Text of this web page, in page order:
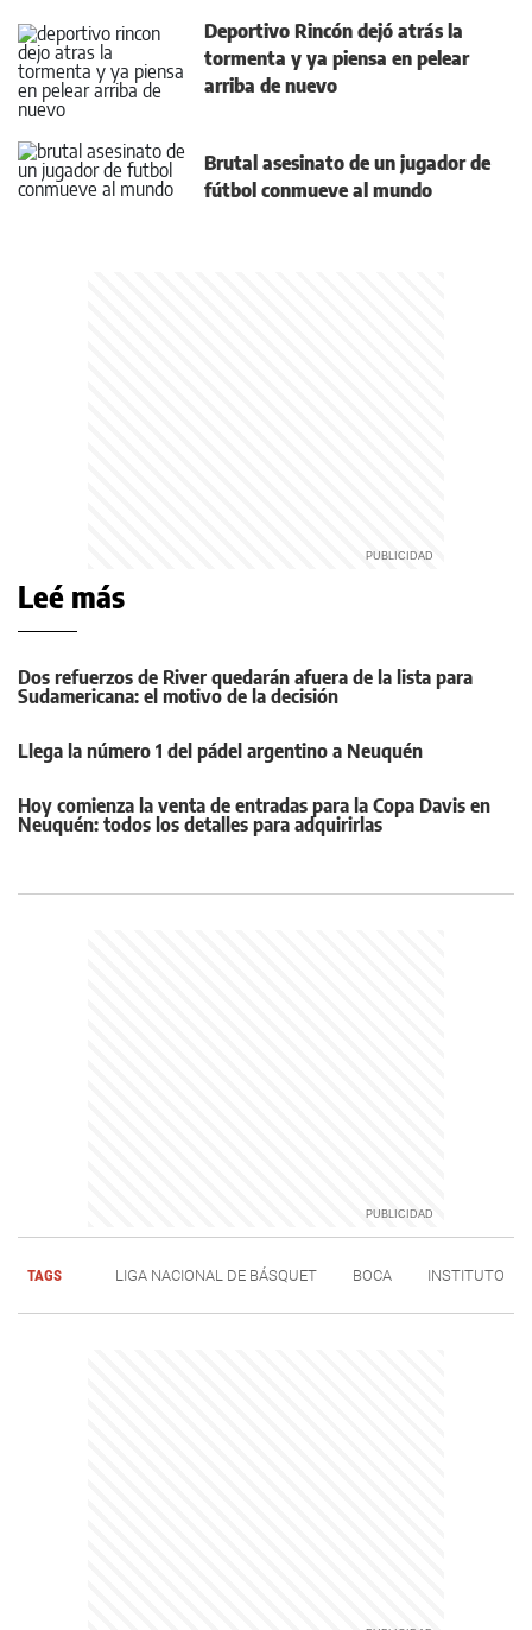
Deportivo Rincón dejó atrás la
tormenta y ya piensa en pelear
arriba de nuevo
Brutal asesinato de un jugador de
fútbol conmueve al mundo
Leé más
Dos refuerzos de River quedarán afuera de la lista para
Sudamericana: el motivo de la decisión
Llega la número 1 del pádel argentino a Neuquén
Hoy comienza la venta de entradas para la Copa Davis en
Neuquén: todos los detalles para adquirirlas
TAGS LIGA NACIONAL DE BÁSQUET BOCA INSTITUTO